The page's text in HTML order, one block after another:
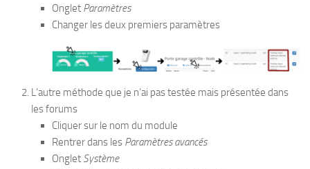
Onglet Paramètres
Changer les deux premiers paramètres
L’autre méthode que je n’ai pas testée mais présentée dans
les forums
Cliquer sur le nom du module
Rentrer dans les Paramètres avancés
Onglet Système